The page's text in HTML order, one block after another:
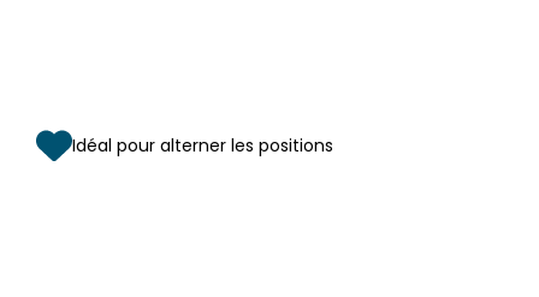
Idéal pour alterner les positions